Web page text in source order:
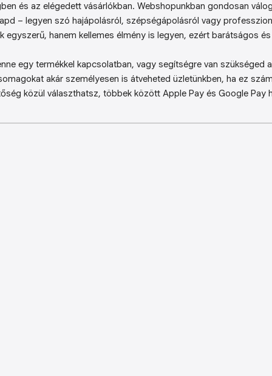
és az elégedett vásárlókban. Webshopunkban gondosan
– legyen szó hajápolásról, szépségápolásról vagy
egyszerű, hanem kellemes élmény is legyen, ezért barátságos
egy termékkel kapcsolatban, vagy segítségre van szükséged
akár személyesen is átveheted üzletünkben, ha ez
közül választhatsz, többek között Apple Pay és Google Pay